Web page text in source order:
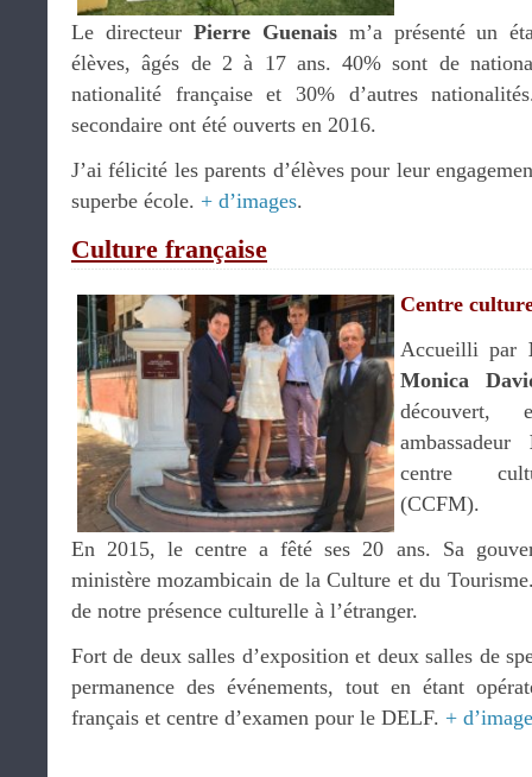
Le directeur Pierre Guenaism’a présenté un
élèves, âgés de 2 à 17 ans. 40% sont de
nationalité française et 30% d’autres
secondaire ont été ouverts en 2016.
J’ai félicité les parents d’élèves pour leur
superbe école. + d’images.
Culture française
Centre
Accueilli par
Monica
découvert,
ambassadeur
centre
(CCFM).
En 2015, le centre a fêté ses 20 ans. Sa
ministère mozambicain de la Culture et du
de notre présence culturelle à l’étranger.
Fort de deux salles d’exposition et deux salles de
permanence des événements, tout en étant
français et centre d’examen pour le DELF. +